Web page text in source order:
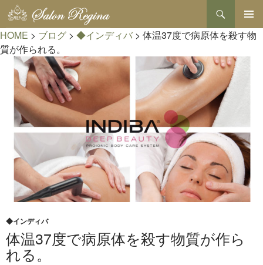
検
索
メインメ
ニュー
ン
ン
ツ
へ
ス
キ
ッ
プ
HOME > ブログ > ◆インディバ > 体温37度で病原体を殺す物
質が作られる。
◆インディバ
体温37度で病原体を殺す物質が作ら
れる。